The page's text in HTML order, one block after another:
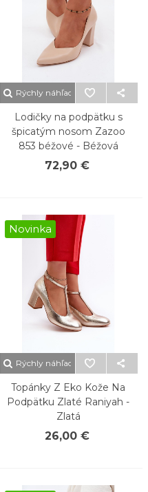
Rýchly náhľad
Lodičky na podpätku s
špicatým nosom Zazoo
853 béžové - Béžová
72,90 €
Novinka
Rýchly náhľad
Topánky Z Eko Kože Na
Podpätku Zlaté Raniyah -
Zlatá
26,00 €